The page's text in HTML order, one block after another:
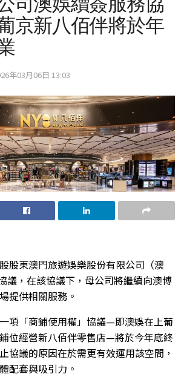
新八佰伴將於年
年03月06日 13:03
股東澳門旅遊娛樂股份有限公司（澳
議，在該協議下，母公司將繼續向澳博
提供相關服務。
項「商鋪使用權」協議—即澳娛在上葡
位經營新八佰伴零售店—將於今年底終
協議的原因在於需更有效運用該空間，
配套與吸引力。